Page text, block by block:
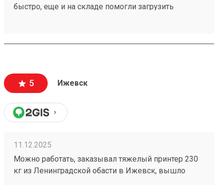
быстро, еще и на складе помогли загрузить
5 Ижевск
11.12.2025
Можно работать, заказывал тяжелый принтер 230
кг из Ленинградской обасти в Ижевск, вышло